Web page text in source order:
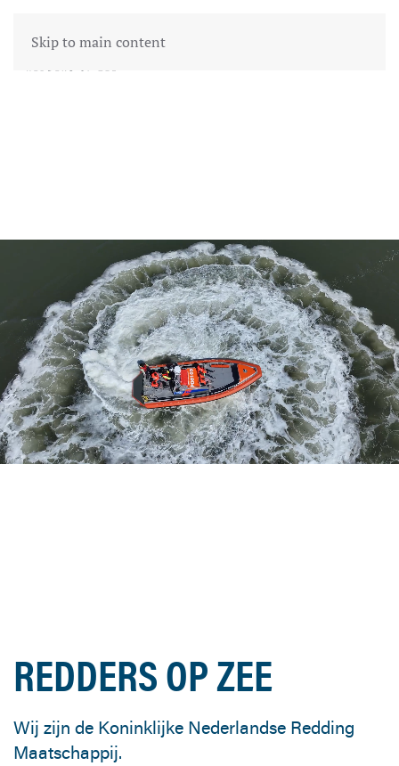
Skip to main content
REDDERS OP ZEE
Wij zijn de Koninklijke Nederlandse Redding
Maatschappij.